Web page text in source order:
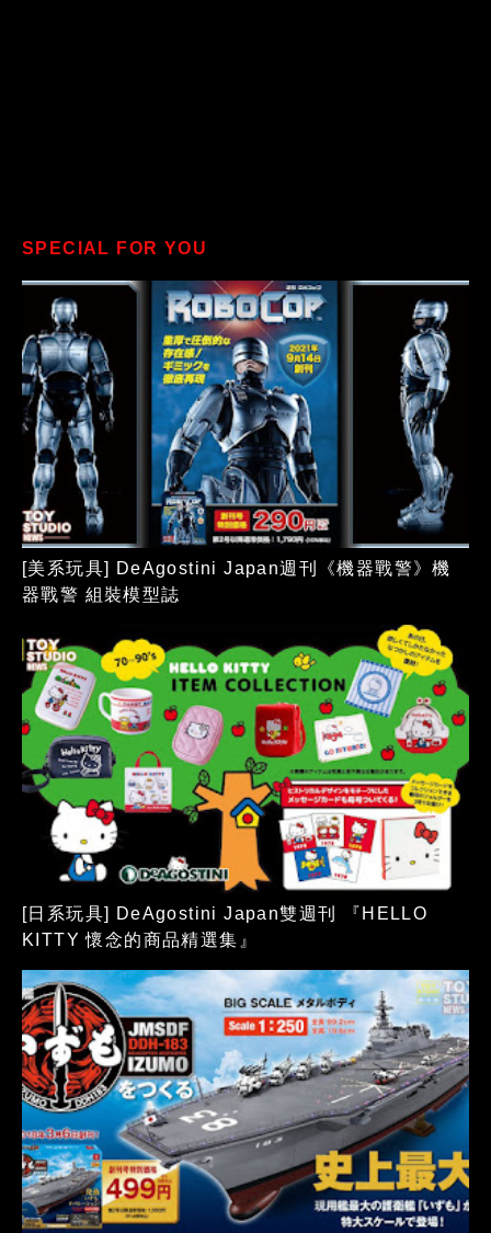
SPECIAL FOR YOU
[美系玩具] DeAgostini Japan週刊《機器戰警》機
器戰警 組裝模型誌
[日系玩具] DeAgostini Japan雙週刊 『HELLO
KITTY 懷念的商品精選集』